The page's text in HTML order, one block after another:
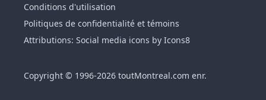
Conditions d'utilisation
Politiques de confidentialité et témoins
Attributions: Social media icons by Icons8
Copyright © 1996-2026 toutMontreal.com enr.